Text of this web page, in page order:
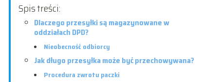
Spis treści:
Dlaczego przesyłki są magazynowane w
oddziałach DPD?
Nieobecność odbiorcy
Jak długo przesyłka może być przechowywana?
Procedura zwrotu paczki